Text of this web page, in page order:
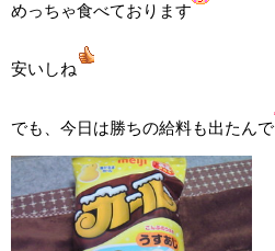
めっちゃ食べております
安いしね
でも、今日は勝ちの給料も出たんで